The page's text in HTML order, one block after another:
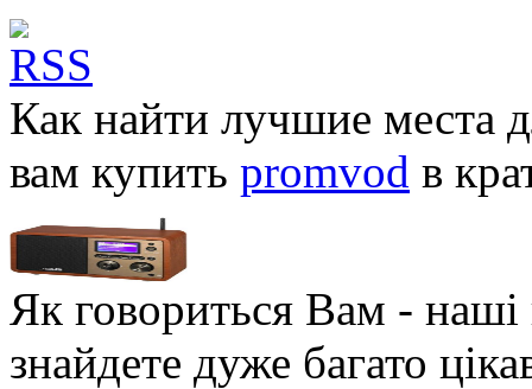
Как найти лучшие места
вам купить promvod в
Як говориться Вам - наші
знайдете дуже багато